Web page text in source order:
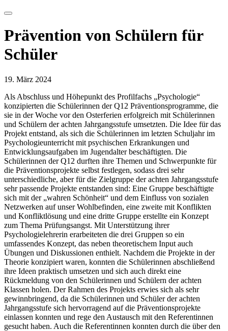
Prävention von Schülern für
Schüler
19. März 2024
Als Abschluss und Höhepunkt des Profilfachs „Psychologie“
konzipierten die Schülerinnen der Q12 Präventionsprogramme, die
sie in der Woche vor den Osterferien erfolgreich mit Schülerinnen
und Schülern der achten Jahrgangsstufe umsetzten. Die Idee für das
Projekt entstand, als sich die Schülerinnen im letzten Schuljahr im
Psychologieunterricht mit psychischen Erkrankungen und
Entwicklungsaufgaben im Jugendalter beschäftigten. Die
Schülerinnen der Q12 durften ihre Themen und Schwerpunkte für
die Präventionsprojekte selbst festlegen, sodass drei sehr
unterschiedliche, aber für die Zielgruppe der achten Jahrgangsstufe
sehr passende Projekte entstanden sind: Eine Gruppe beschäftigte
sich mit der „wahren Schönheit“ und dem Einfluss von sozialen
Netzwerken auf unser Wohlbefinden, eine zweite mit Konflikten
und Konfliktlösung und eine dritte Gruppe erstellte ein Konzept
zum Thema Prüfungsangst. Mit Unterstützung ihrer
Psychologielehrerin erarbeiteten die drei Gruppen so ein
umfassendes Konzept, das neben theoretischem Input auch
Übungen und Diskussionen enthielt. Nachdem die Projekte in der
Theorie konzipiert waren, konnten die Schülerinnen abschließend
ihre Ideen praktisch umsetzen und sich auch direkt eine
Rückmeldung von den Schülerinnen und Schülern der achten
Klassen holen. Der Rahmen des Projekts erwies sich als sehr
gewinnbringend, da die Schülerinnen und Schüler der achten
Jahrgangsstufe sich hervorragend auf die Präventionsprojekte
einlassen konnten und rege den Austausch mit den Referentinnen
gesucht haben. Auch die Referentinnen konnten durch die über den